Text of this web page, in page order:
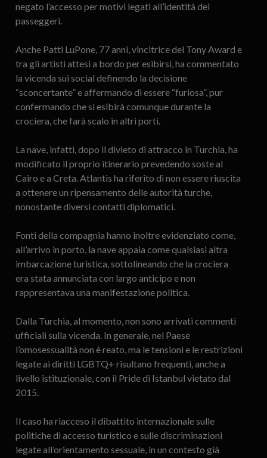
negato l’accesso per motivi legati all’identità dei
passeggeri.
Anche Patti LuPone, 77 anni, vincitrice del Tony Award e
tra gli artisti attesi a bordo per esibirsi, ha commentato
la vicenda sui social definendo la decisione
“sconcertante” e affermando di essere “furiosa”, pur
confermando che si esibirà comunque durante la
crociera, che farà scalo in altri porti.
La nave, infatti, dopo il divieto di attracco in Turchia, ha
modificato il proprio itinerario prevedendo soste al
Cairo e a Creta. Atlantis ha riferito di non essere riuscita
a ottenere un ripensamento delle autorità turche,
nonostante diversi contatti diplomatici.
Fonti della compagnia hanno inoltre evidenziato come,
all’arrivo in porto, la nave appaia come qualsiasi altra
imbarcazione turistica, sottolineando che la crociera
era stata annunciata con largo anticipo e non
rappresentava una manifestazione politica.
Dalla Turchia, al momento, non sono arrivati commenti
ufficiali sulla vicenda. In generale, nel Paese
l’omosessualità non è reato, ma le tensioni e le restrizioni
legate ai diritti LGBTQ+ risultano frequenti, anche a
livello istituzionale, con il Pride di Istanbul vietato dal
2015.
Il caso ha riacceso il dibattito internazionale sulle
politiche di accesso turistico e sulle discriminazioni
legate all’orientamento sessuale, in un contesto già